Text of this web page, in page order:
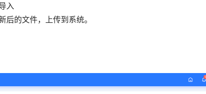
入
的文件，上传到系统。